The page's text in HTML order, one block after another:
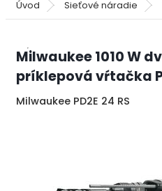
Úvod Sieťové náradie
Milwaukee 1010 W
príklepová vŕtačka
Milwaukee PD2E 24 RS